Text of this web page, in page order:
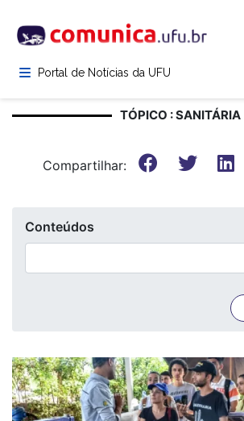
para
conteúdoPortal de Notícias da UFU
TÓPICO : SANITÁRIA
Compartilhar:
Conteúdos